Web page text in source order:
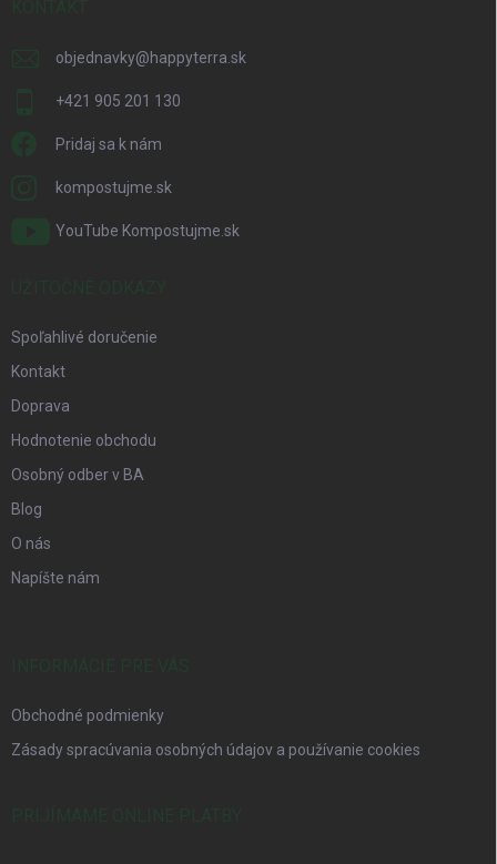
objednavky@happyterra.sk
+421 905 201 130
Pridaj sa k nám
kompostujme.sk
YouTube Kompostujme.sk
Spoľahlivé doručenie
Kontakt
Doprava
Hodnotenie obchodu
Osobný odber v BA
Blog
O nás
Napíšte nám
Obchodné podmienky
Zásady spracúvania osobných údajov a používanie cookies